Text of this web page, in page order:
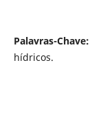
Palavras-Chave:
hídricos.